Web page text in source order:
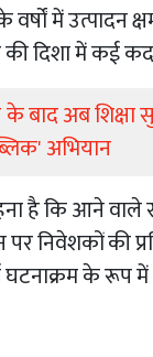
में उत्पादन
की दिशा में
के बाद अब
अभियान
है कि आने वाले
पर निवेशकों की
के रूप में